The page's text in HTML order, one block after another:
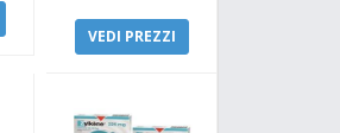
VEDI PREZZI